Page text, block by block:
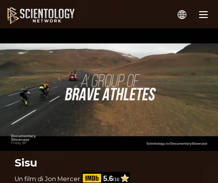
Sisu
Un film di Jon Mercer 5.6/10